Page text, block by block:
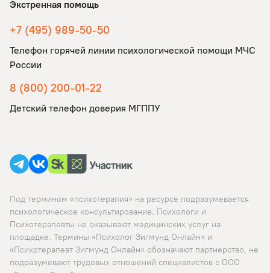
Экстренная помощь
+7 (495) 989-50-50
Телефон горячей линии психологической помощи МЧС
России
8 (800) 200-01-22
Детский телефон доверия МГППУ
Под термином «психотерапия» на ресурсе подразумевается
психологическое консультирование. Психологи и
Психотерапевты не оказывают медицинских услуг на
площадке. Термины «Психолог Зигмунд Онлайн» и
«Психотерапевт Зигмунд Онлайн» обозначают партнерство, не
подразумевают трудовых отношений специалистов с ООО